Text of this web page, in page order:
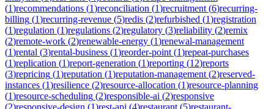
(1)recommendations (1)reconciliation (1)recruitment (6)recurring-
billing (1)recurring-revenue (5)redis (2)refurbished (1)registration
(1)regulation (1)regulations (2)regulatory (3)reliability (2)remix
(2)remote-work (2)renewable-energy (1)renewal-management
(1)rental (3)rental-business (1)reorder-point (1)repeat-purchases
(1)replication (1)report-generation (1)reporting (12)reports
(3)repricing (1)reputation (1)reputation-management (2)reserved-
instances (1)resilience (2)resource-allocation (1)resource-planning
(1)resource-scheduling (2)responsible-ai (2)responsive
(2)responsive-design (1)rest-api (4)restaurant (5)restaurant-